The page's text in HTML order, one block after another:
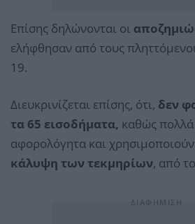
Επίσης δηλώνονται οι
ελήφθησαν από τους
19.
Διευκρινίζεται επίσης, ότι, δεν
τα 65 εισοδήματα, καθώς πολλά
αφορολόγητα και
κάλυψη των τεκμηρίων, από